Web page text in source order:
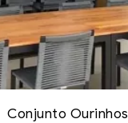
Conjunto Ourinhos